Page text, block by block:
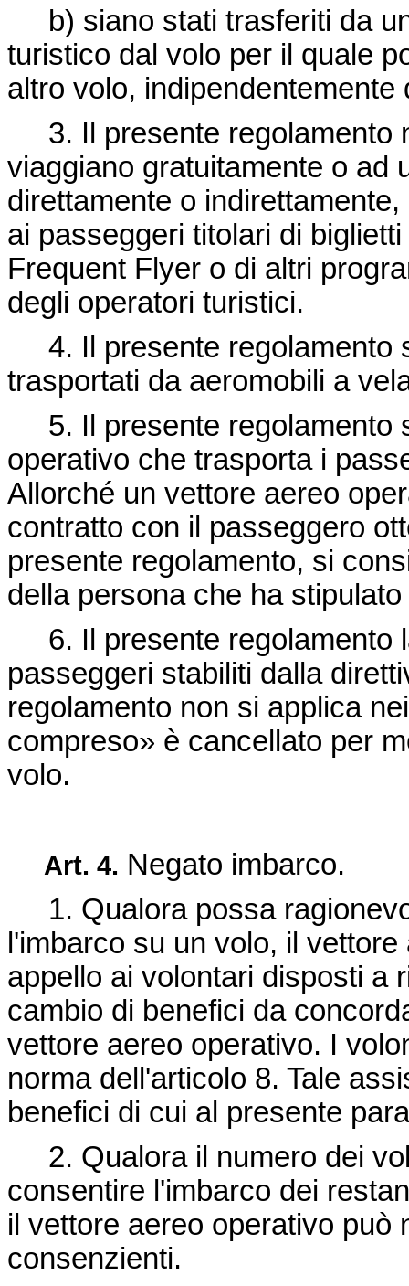
b) siano stati trasferiti da
turistico dal volo per il quale
altro volo, indipendentemente
3. Il presente regolamento
viaggiano gratuitamente o ad
direttamente o
ai passeggeri titolari di
Frequent Flyer o di altri
degli operatori turistici.
4. Il presente regolamento
trasportati da aeromobili a
5. Il presente regolamento
operativo che trasporta i
Allorché un vettore aereo
contratto con il passeggero
presente regolamento, si
della persona che ha
6. Il presente regolamento
passeggeri stabiliti dalla
regolamento non si applica
compreso» è cancellato per
volo.
Art. 4. Negato imbarco.
1. Qualora possa
l'imbarco su un volo, il
appello ai volontari disposti a
cambio di benefici da
vettore aereo operativo. I
norma dell'articolo 8. Tale
benefici di cui al presente
2. Qualora il numero dei
consentire l'imbarco dei
il vettore aereo operativo può
consenzienti.